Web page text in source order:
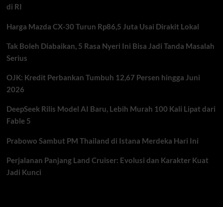
di RI
Harga Mazda CX-30 Turun Rp86,5 Juta Usai Dirakit Lokal
Tak Boleh Diabaikan, 5 Rasa Nyeri Ini Bisa Jadi Tanda Masalah
Serius
OJK: Kredit Perbankan Tumbuh 12,67 Persen hingga Juni
2026
DeepSeek Rilis Model AI Baru, Lebih Murah 100 Kali Lipat dari
Fable 5
Prabowo Sambut PM Thailand di Istana Merdeka Hari Ini
Perjalanan Panjang Land Cruiser: Evolusi dan Karakter Kuat
Jadi Kunci